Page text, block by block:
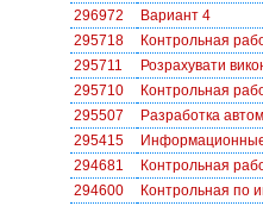
296972
Вариант 4
295718
Контрольная
295711
Розрахувати
295710
Контрольная
295507
Разработка
295415
Информационные
294681
Контрольная
294600
Контрольная по